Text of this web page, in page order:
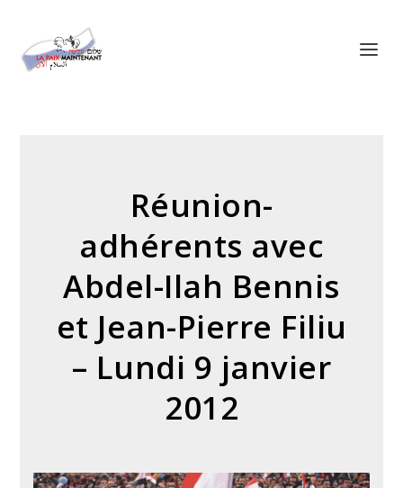
Réunion-
adhérents avec
Abdel-Ilah Bennis
et Jean-Pierre Filiu
– Lundi 9 janvier
2012